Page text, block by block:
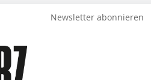
Newsletter abonnieren